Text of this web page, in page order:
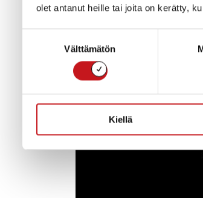
olet antanut heille tai joita on kerätty,
Välttämätön
Kiellä